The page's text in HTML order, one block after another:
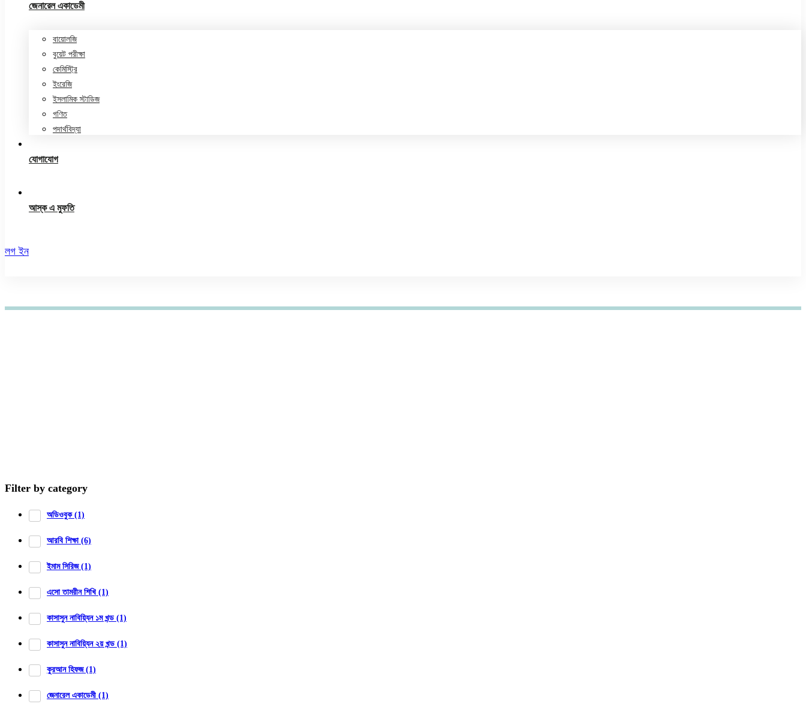
জেনারেল একাডেমী
বায়োলজি
বুয়েট পরীক্ষা
কেমিস্ট্রি
ইংরেজি
ইসলামিক স্টাডিজ
গণিত
পদার্থবিদ্যা
যোগাযোগ
আস্ক এ মুফতি
লগ ইন
Filter by category
অডিওবুক (1)
আরবি শিক্ষা (6)
ইমাম সিরিজ (1)
এসো তামরীন শিখি (1)
কাসাসুন নাবিয়্যিন ১ম খন্ড (1)
কাসাসুন নাবিয়্যিন ২য় খন্ড (1)
কুরআন হিফজ (1)
জেনারেল একাডেমী (1)